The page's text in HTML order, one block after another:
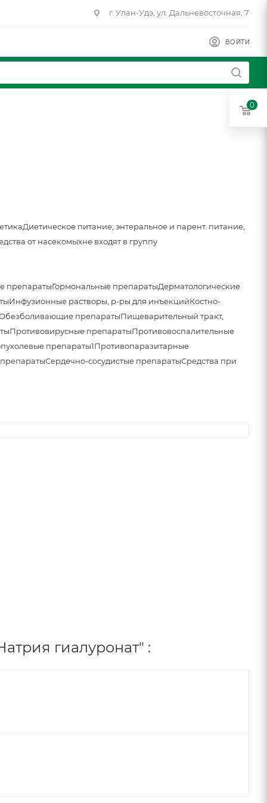
г. Улан-Удэ, ул. Дальневосточная, 7
ВОЙТИ
Диетическое питание, энтеральное и парент. питание,
от насекомыхне входят в группу
препаратыГормональные препаратыДерматологические
Инфузионные растворы, р-ры для инъекцийКостно-
препаратыПищеварительный тракт,
Противовирусные препаратыПротивовоспалительные
препараты1Противопаразитарные
Сердечно-сосудистые препаратыСредства при
гиалуронат" :
0